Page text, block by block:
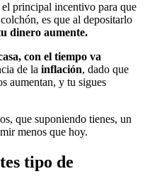
principal incentivo para que
es que al depositarlo
dinero aumente.
con el tiempo va
de la inflación, dado que
aumentan, y tu sigues
que suponiendo tienes, un
menos que hoy.
tipo de